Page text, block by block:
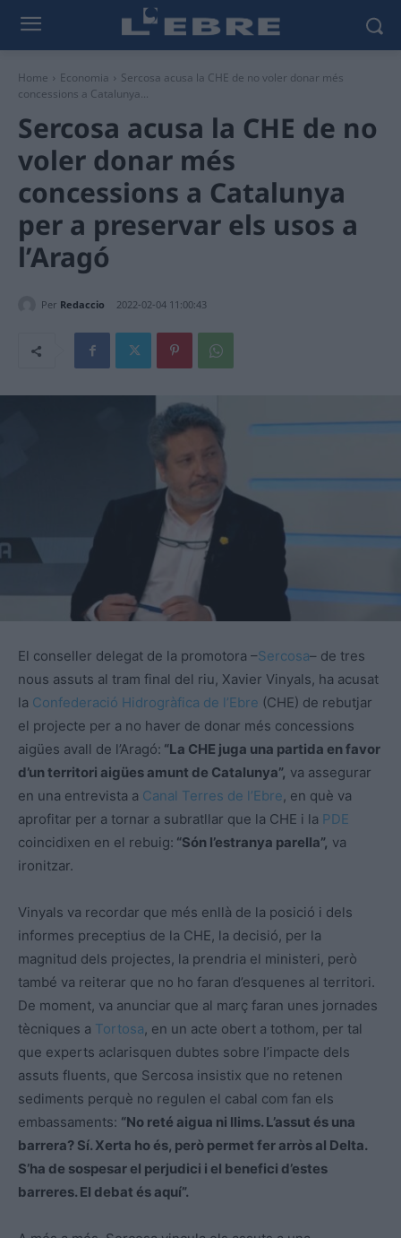
Home Economia
Sercosa acusa la CHE de no voler donar més
concessions a Catalunya...
Sercosa acusa la CHE de no
voler donar més
concessions a Catalunya
per a preservar els usos a
l’Aragó
Per Redaccio 2022-02-04 11:00:43
El conseller delegat de la promotora –Sercosa– de tres
nous assuts al tram final del riu, Xavier Vinyals, ha acusat
la Confederació Hidrogràfica de l’Ebre (CHE) de rebutjar
el projecte per a no haver de donar més concessions
aigües avall de l’Aragó: “La CHE juga una partida en favor
d’un territori aigües amunt de Catalunya”, va assegurar
en una entrevista a Canal Terres de l’Ebre, en què va
aprofitar per a tornar a subratllar que la CHE i la PDE
coincidixen en el rebuig: “Són l’estranya parella”, va
ironitzar.
Vinyals va recordar que més enllà de la posició i dels
informes preceptius de la CHE, la decisió, per la
magnitud dels projectes, la prendria el ministeri, però
també va reiterar que no ho faran d’esquenes al territori.
De moment, va anunciar que al març faran unes jornades
tècniques a Tortosa, en un acte obert a tothom, per tal
que experts aclarisquen dubtes sobre l’impacte dels
assuts fluents, que Sercosa insistix que no retenen
sediments perquè no regulen el cabal com fan els
embassaments: “No reté aigua ni llims. L’assut és una
barrera? Sí. Xerta ho és, però permet fer arròs al Delta.
S’ha de sospesar el perjudici i el benefici d’estes
barreres. El debat és aquí”.